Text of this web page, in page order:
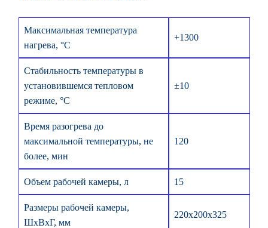
Максимальная температура
нагрева, °С
+1300
Стабильность температуры в
установившемся тепловом
режиме, °С
±10
Время разогрева до
максимальной температуры, не
более, мин
120
Объем рабочей камеры, л 15
Размеры рабочей камеры,
ШхВхГ, мм
220х200х325